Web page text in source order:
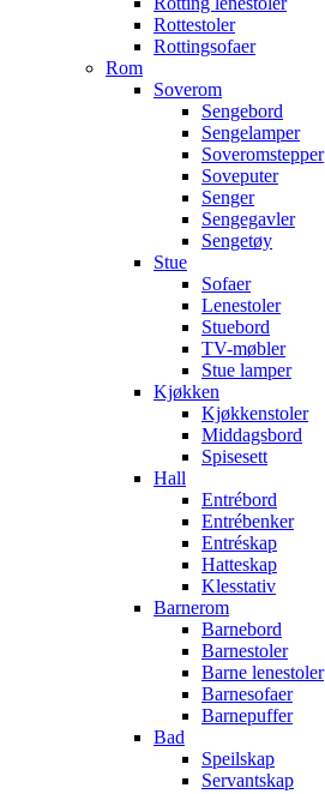
Rottestoler
Rottingsofaer
Rom
Soverom
Sengebord
Sengelamper
Soveromstepper
Soveputer
Senger
Sengegavler
Sengetøy
Stue
Sofaer
Lenestoler
Stuebord
TV-møbler
Stue lamper
Kjøkken
Kjøkkenstoler
Middagsbord
Spisesett
Hall
Entrébord
Entrébenker
Entréskap
Hatteskap
Klesstativ
Barnerom
Barnebord
Barnestoler
Barne lenestoler
Barnesofaer
Barnepuffer
Bad
Speilskap
Servantskap